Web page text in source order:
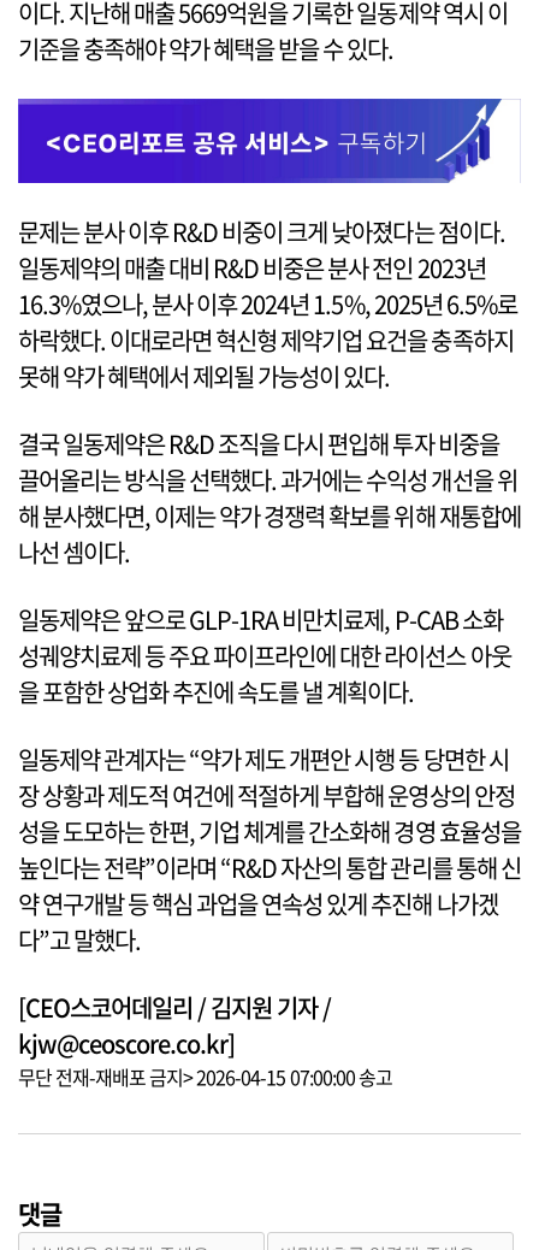
이다. 지난해 매출 5669억원을 기록한 일동제약 역시 이
기준을 충족해야 약가 혜택을 받을 수 있다.
문제는 분사 이후 R&D 비중이 크게 낮아졌다는 점이다.
일동제약의 매출 대비 R&D 비중은 분사 전인 2023년
16.3%였으나, 분사 이후 2024년 1.5%, 2025년 6.5%로
하락했다. 이대로라면 혁신형 제약기업 요건을 충족하지
못해 약가 혜택에서 제외될 가능성이 있다.
결국 일동제약은 R&D 조직을 다시 편입해 투자 비중을
끌어올리는 방식을 선택했다. 과거에는 수익성 개선을 위
해 분사했다면, 이제는 약가 경쟁력 확보를 위해 재통합에
나선 셈이다.
일동제약은 앞으로 GLP-1RA 비만치료제, P-CAB 소화
성궤양치료제 등 주요 파이프라인에 대한 라이선스 아웃
을 포함한 상업화 추진에 속도를 낼 계획이다.
일동제약 관계자는 “약가 제도 개편안 시행 등 당면한 시
장 상황과 제도적 여건에 적절하게 부합해 운영상의 안정
성을 도모하는 한편, 기업 체계를 간소화해 경영 효율성을
높인다는 전략”이라며 “R&D 자산의 통합 관리를 통해 신
약 연구개발 등 핵심 과업을 연속성 있게 추진해 나가겠
다”고 말했다.
[CEO스코어데일리 / 김지원 기자 /
kjw@ceoscore.co.kr]
무단 전재-재배포 금지> 2026-04-15 07:00:00 송고
댓글